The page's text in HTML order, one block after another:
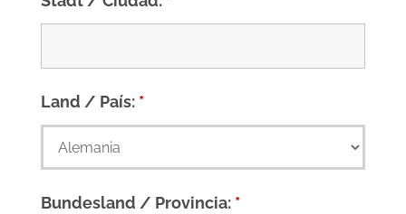
Land / País: *
Bundesland / Provincia: *